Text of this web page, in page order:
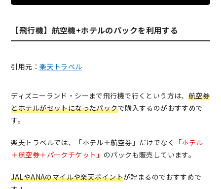
【飛行機】航空機+ホテルのパックを利用する
引用元：楽天トラベル
ディズニーランド・シーまで飛行機で行くという方は、 航空券
とホテルがセットになったパックで購入するのがおすすめで
す。
楽天トラベルでは、「ホテル＋航空券」だけでなく
「ホテル
＋航空券＋パークチケット」 のパックも販売しています。
JALやANAのマイルや楽天ポイントが貯まるのでおすすめで